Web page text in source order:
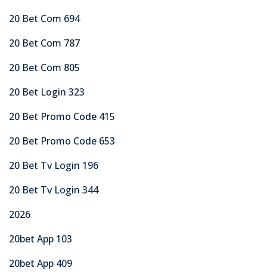
20 Bet Com 694
20 Bet Com 787
20 Bet Com 805
20 Bet Login 323
20 Bet Promo Code 415
20 Bet Promo Code 653
20 Bet Tv Login 196
20 Bet Tv Login 344
2026
20bet App 103
20bet App 409